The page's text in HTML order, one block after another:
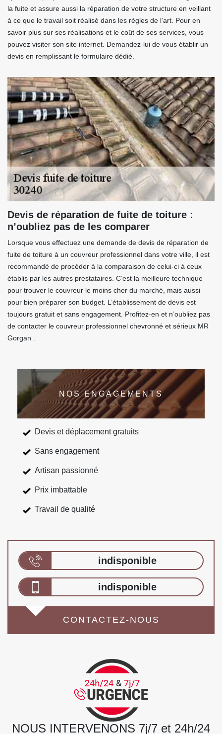
la fuite et assure aussi la réparation de votre structure en veillant
à ce que le travail soit réalisé dans les règles de l’art. Pour en
savoir plus sur ses réalisations et le coût de ses services, vous
pouvez visiter son site internet. Demandez-lui de vous établir un
devis en remplissant le formulaire dédié.
Devis de réparation de fuite de toiture :
n’oubliez pas de les comparer
Lorsque vous effectuez une demande de devis de réparation de
fuite de toiture à un couvreur professionnel dans votre ville, il est
recommandé de procéder à la comparaison de celui-ci à ceux
établis par les autres prestataires. C’est la meilleure technique
pour trouver le couvreur le moins cher du marché, mais aussi
pour bien préparer son budget. L’établissement de devis est
toujours gratuit et sans engagement. Profitez-en et n’oubliez pas
de contacter le couvreur professionnel chevronné et sérieux MR
Gorgan .
NOS ENGAGEMENTS
Devis et déplacement gratuits
Sans engagement
Artisan passionné
Prix imbattable
Travail de qualité
indisponible
indisponible
CONTACTEZ-NOUS
NOUS INTERVENONS 7j/7 et 24h/24